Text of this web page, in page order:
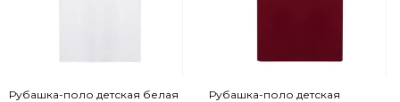
Рубашка-поло детская белая
Рубашка-поло детская